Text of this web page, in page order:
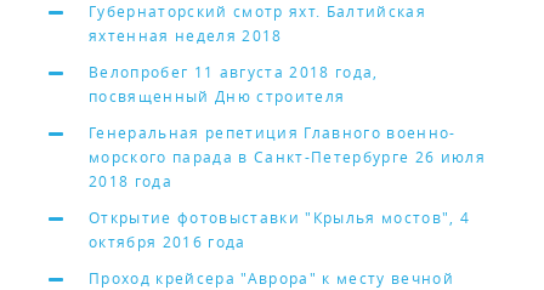
Губернаторский смотр яхт. Балтийская
яхтенная неделя 2018
Велопробег 11 августа 2018 года,
посвященный Дню строителя
Генеральная репетиция Главного военно-
морского парада в Санкт-Петербурге 26 июля
2018 года
Открытие фотовыставки "Крылья мостов", 4
октября 2016 года
Проход крейсера "Аврора" к месту вечной